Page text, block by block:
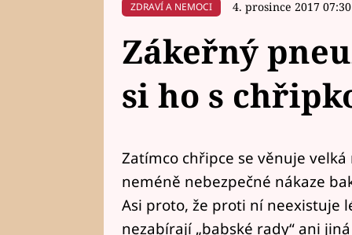
ZDRAVÍ A NEMOCI 4. prosince 2017 07:30
Zákeřný
si ho s
Zatímco chřipce se věnuje
neméně nebezpečné nákaze
Asi proto, že proti ní neexistuje
nezabírají „babské rady“ ani